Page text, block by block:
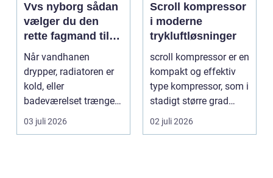
Vvs nyborg sådan
vælger du den
rette fagmand til
opgaven
Når vandhanen
drypper, radiatoren er
kold, eller
badeværelset trænger
til en gennemgribende
renoveri...
03 juli 2026
Scroll kompressor
i moderne
trykluftløsninger
scroll kompressor er en
kompakt og effektiv
type kompressor, som i
stadigt større grad
vælges til an...
02 juli 2026